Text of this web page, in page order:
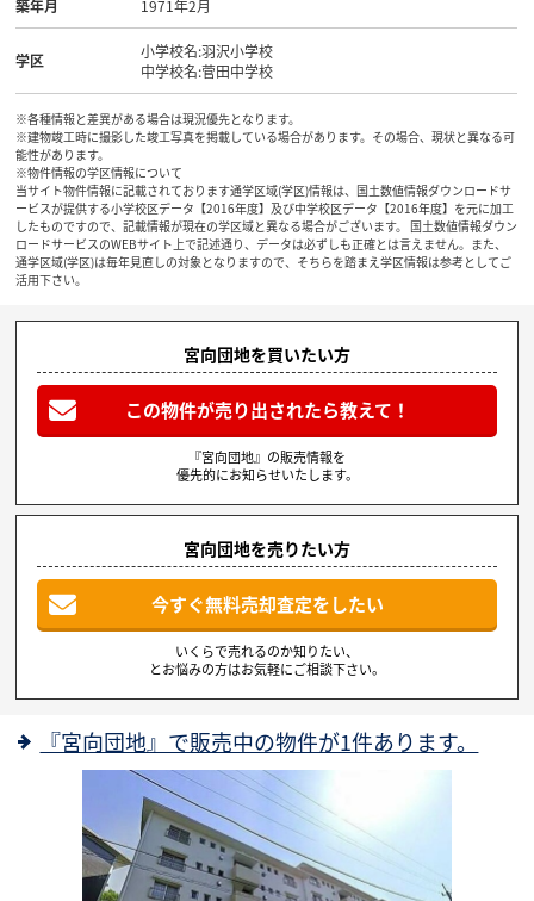
築年月 1971年2月
学区
小学校名:羽沢小学校
中学校名:菅田中学校
※各種情報と差異がある場合は現況優先となります。
※建物竣工時に撮影した竣工写真を掲載している場合があります。その場合、現状と異なる可
能性があります。
※物件情報の学区情報について
当サイト物件情報に記載されております通学区域(学区)情報は、国土数値情報ダウンロードサ
ービスが提供する小学校区データ【2016年度】及び中学校区データ【2016年度】を元に加工
したものですので、記載情報が現在の学区域と異なる場合がございます。 国土数値情報ダウン
ロードサービスのWEBサイト上で記述通り、データは必ずしも正確とは言えません。また、
通学区域(学区)は毎年見直しの対象となりますので、そちらを踏まえ学区情報は参考としてご
活用下さい。
宮向団地を買いたい方
この物件が売り出されたら教えて！
『宮向団地』の販売情報を
優先的にお知らせいたします。
宮向団地を売りたい方
今すぐ無料売却査定をしたい
いくらで売れるのか知りたい、
とお悩みの方はお気軽にご相談下さい。
『宮向団地』で販売中の物件が1件あります。